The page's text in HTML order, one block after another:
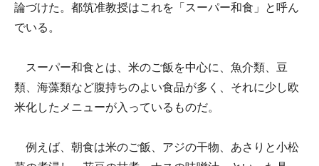
論づけた。都筑准教授はこれを「スーパー和食」と呼ん
でいる。
スーパー和食とは、米のご飯を中心に、魚介類、豆
類、海藻類など腹持ちのよい食品が多く、それに少し欧
米化したメニューが入っているものだ。
例えば、朝食は米のご飯、アジの干物、あさりと小松